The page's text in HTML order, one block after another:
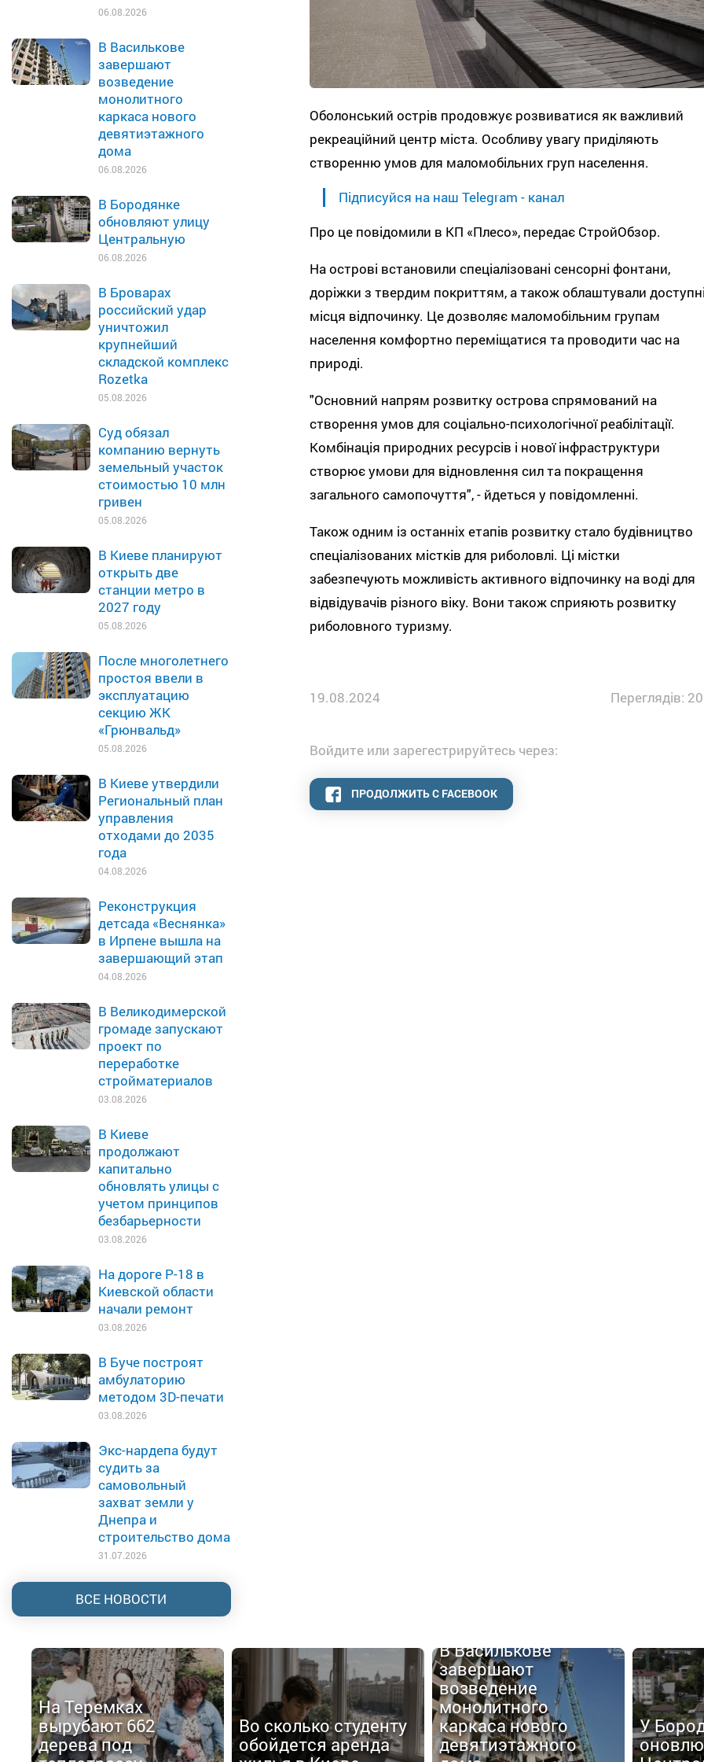
06.08.2026
В Василькове
завершают
возведение
монолитного
каркаса нового
девятиэтажного
дома
06.08.2026
В Бородянке
обновляют улицу
Центральную
06.08.2026
В Броварах
российский удар
уничтожил
крупнейший
складской комплекс
Rozetka
05.08.2026
Суд обязал
компанию вернуть
земельный участок
стоимостью 10 млн
гривен
05.08.2026
В Киеве планируют
открыть две
станции метро в
2027 году
05.08.2026
После многолетнего
простоя ввели в
эксплуатацию
секцию ЖК
«Грюнвальд»
05.08.2026
В Киеве утвердили
Региональный план
управления
отходами до 2035
года
04.08.2026
Реконструкция
детсада «Веснянка»
в Ирпене вышла на
завершающий этап
04.08.2026
В Великодимерской
громаде запускают
проект по
переработке
стройматериалов
03.08.2026
В Киеве
продолжают
капитально
обновлять улицы с
учетом принципов
безбарьерности
03.08.2026
На дороге Р-18 в
Киевской области
начали ремонт
03.08.2026
В Буче построят
амбулаторию
методом 3D-печати
03.08.2026
Экс-нардепа будут
судить за
самовольный
захват земли у
Днепра и
строительство дома
31.07.2026
ВСЕ НОВОСТИ
Оболонський острів продовжує розвиватися як важливий
рекреаційний центр міста. Особливу увагу приділяють
створенню умов для маломобільних груп населення.
Підписуйся на наш Telegram - канал
Про це повідомили в КП «Плесо», передає СтройОбзор.
На острові встановили спеціалізовані сенсорні фонтани,
доріжки з твердим покриттям, а також облаштували
місця відпочинку. Це дозволяє маломобільним групам
населення комфортно переміщатися та проводити час на
природі.
"Основний напрям розвитку острова спрямований на
створення умов для соціально-психологічної реабілітації.
Комбінація природних ресурсів і нової інфраструктури
створює умови для відновлення сил та покращення
загального самопочуття", - йдеться у повідомленні.
Також одним із останніх етапів розвитку стало будівництво
спеціалізованих містків для риболовлі. Ці містки
забезпечують можливість активного відпочинку на воді для
відвідувачів різного віку. Вони також сприяють розвитку
риболовного туризму.
19.08.2024 Переглядів:
Войдите или зарегестрируйтесь через:
ПРОДОЛЖИТЬ С FACEBOOK
На Теремках
вырубают 662
дерева под
Во сколько студенту
обойдется аренда
В Василькове
завершают
возведение
монолитного
каркаса нового
девятиэтажного
У